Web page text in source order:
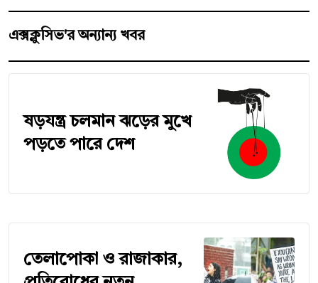
এক্সক্লুসিভ'র অন্যান্য খবর
ষড়যন্ত্র চলমান ঝড়ের মুখে
পড়তে পারে দেশ
তেলাপোকা ও রাজাকার,